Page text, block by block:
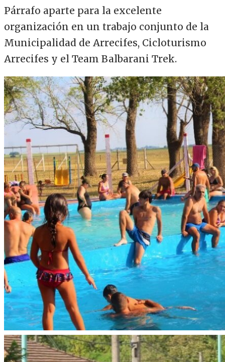
Párrafo aparte para la excelente
organización en un trabajo conjunto de la
Municipalidad de Arrecifes, Cicloturismo
Arrecifes y el Team Balbarani Trek.